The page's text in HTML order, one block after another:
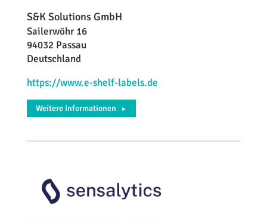
S&K Solutions GmbH
Sailerwöhr 16
94032 Passau
Deutschland
https://www.e-shelf-labels.de
Weitere Informationen ►